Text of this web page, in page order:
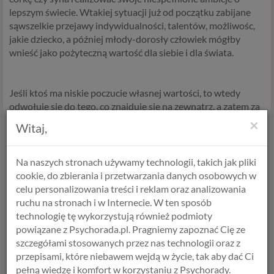
lepszym świecie. Wtakiej sytuacji już od początku zabijane
sąwszelkie przejawy indywidualności, talentów, możliwośc,
jakie dziecko, a później młody-dorosły człowiek mógłby
wnieść jako pożyteczną wartość dla siebie i dla świata.
Jeśli ktoś ma niskie poczucie własnej wartości, to wtedy
odwołuje się do tego, co znajduje się na zewnątrz, a zatem za
poświęcać się pracy, innym ludziom w dodatku w zawodzie,
który prawdopodobnie jest nie do końca zgodny z osobistymi
preferencjami. I wtedy pojawiają się myśli "muszę się bardziej
postarać", "muszę jeszcze to i tamto", i ciągle nie jest dość,
ciągle jest za mało. Człowiek wytrenowany przez lata przez
innych SAM wbija się w poczucie winy, ma poczucie wstydu.
Rośnie z przekonaniem, że musi zapracować na akceptację
innych. Akceptacja jest miła, ale niekonieczna.
×
Witaj,
Na naszych stronach używamy technologii, takich jak pliki
cookie, do zbierania i przetwarzania danych osobowych w
celu personalizowania treści i reklam oraz analizowania
ruchu na stronach i w Internecie. W ten sposób
technologię tę wykorzystują również podmioty
powiązane z Psychorada.pl. Pragniemy zapoznać Cię ze
szczegółami stosowanych przez nas technologii oraz z
przepisami, które niebawem wejdą w życie, tak aby dać Ci
pełną wiedzę i komfort w korzystaniu z Psychorady.